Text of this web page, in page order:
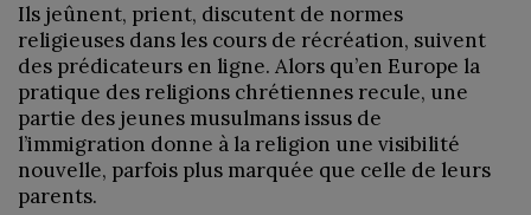
Ils jeûnent, prient, discutent de normes
religieuses dans les cours de récréation, suivent
des prédicateurs en ligne. Alors qu’en Europe la
pratique des religions chrétiennes recule, une
partie des jeunes musulmans issus de
l’immigration donne à la religion une visibilité
nouvelle, parfois plus marquée que celle de leurs
parents.